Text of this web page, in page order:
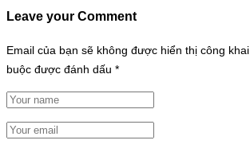
Leave your Comment
Email của bạn sẽ không được hiển thị công khai.
buộc được đánh dấu *